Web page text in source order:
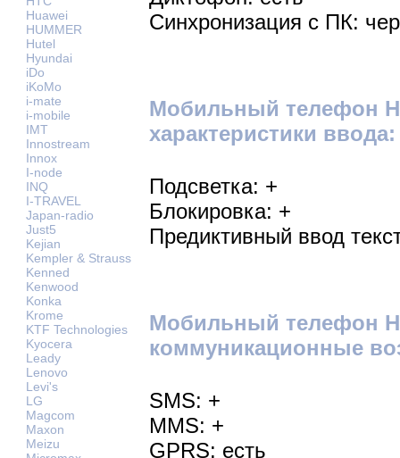
Huawei
HUMMER
Hutel
Hyundai
iDo
iKoMo
i-mate
i-mobile
IMT
Innostream
Innox
I-node
INQ
I-TRAVEL
Japan-radio
Just5
Kejian
Kempler & Strauss
Kenned
Kenwood
Konka
Krome
KTF Technologies
Kyocera
Leady
Lenovo
Levi's
LG
Magcom
Maxon
Meizu
Синхронизация с ПК:
Мобильный телефон
характеристики ввода:
Подсветка: +
Блокировка: +
Предиктивный ввод
Мобильный телефон
коммуникационные
SMS: +
MMS: +
GPRS: есть